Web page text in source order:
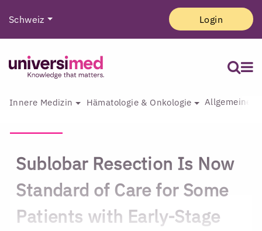
Schweiz Login
Innere Medizin Hämatologie & Onkologie Allgemeine
Sublobar Resection Is Now
Standard of Care for Some
Patients with Early-Stage